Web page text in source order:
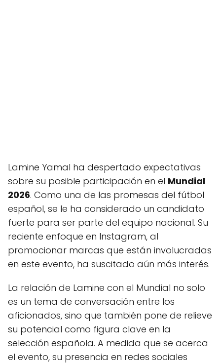
Lamine Yamal ha despertado expectativas
sobre su posible participación en el Mundial
2026. Como una de las promesas del fútbol
español, se le ha considerado un candidato
fuerte para ser parte del equipo nacional. Su
reciente enfoque en Instagram, al
promocionar marcas que están involucradas
en este evento, ha suscitado aún más interés.
La relación de Lamine con el Mundial no solo
es un tema de conversación entre los
aficionados, sino que también pone de relieve
su potencial como figura clave en la
selección española. A medida que se acerca
el evento, su presencia en redes sociales